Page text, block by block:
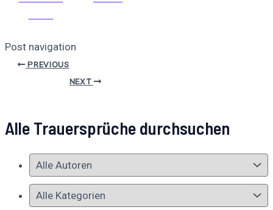
Post navigation
PREVIOUS
NEXT
Alle Trauersprüche durchsuchen